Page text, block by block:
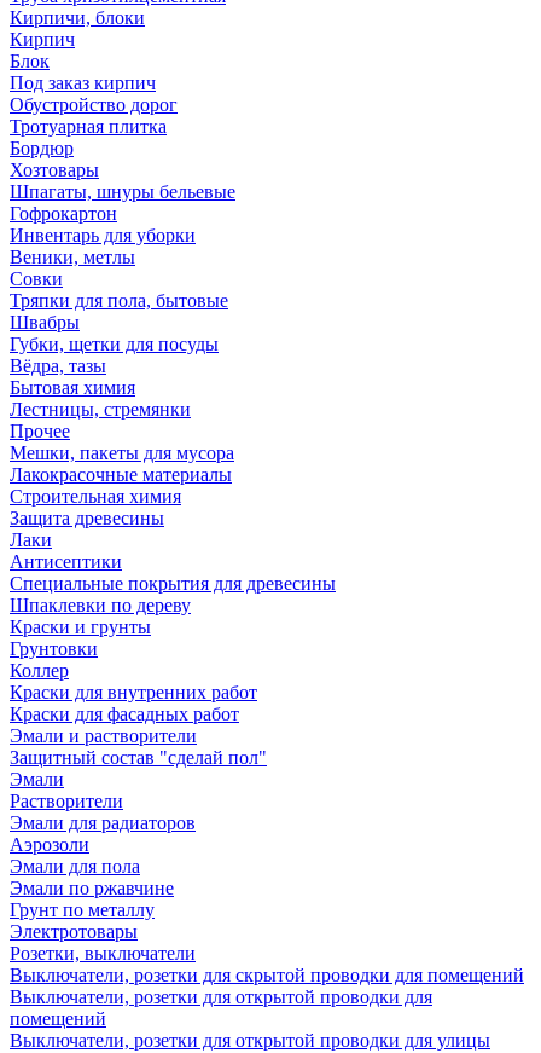
Кирпичи, блоки
Кирпич
Блок
Под заказ кирпич
Обустройство дорог
Тротуарная плитка
Бордюр
Хозтовары
Шпагаты, шнуры бельевые
Гофрокартон
Инвентарь для уборки
Веники, метлы
Совки
Тряпки для пола, бытовые
Швабры
Губки, щетки для посуды
Вёдра, тазы
Бытовая химия
Лестницы, стремянки
Прочее
Мешки, пакеты для мусора
Лакокрасочные материалы
Строительная химия
Защита древесины
Лаки
Антисептики
Специальные покрытия для древесины
Шпаклевки по дереву
Краски и грунты
Грунтовки
Коллер
Краски для внутренних работ
Краски для фасадных работ
Эмали и растворители
Защитный состав "сделай пол"
Эмали
Растворители
Эмали для радиаторов
Аэрозоли
Эмали для пола
Эмали по ржавчине
Грунт по металлу
Электротовары
Розетки, выключатели
Выключатели, розетки для скрытой проводки для помещений
Выключатели, розетки для открытой проводки для
помещений
Выключатели, розетки для открытой проводки для улицы